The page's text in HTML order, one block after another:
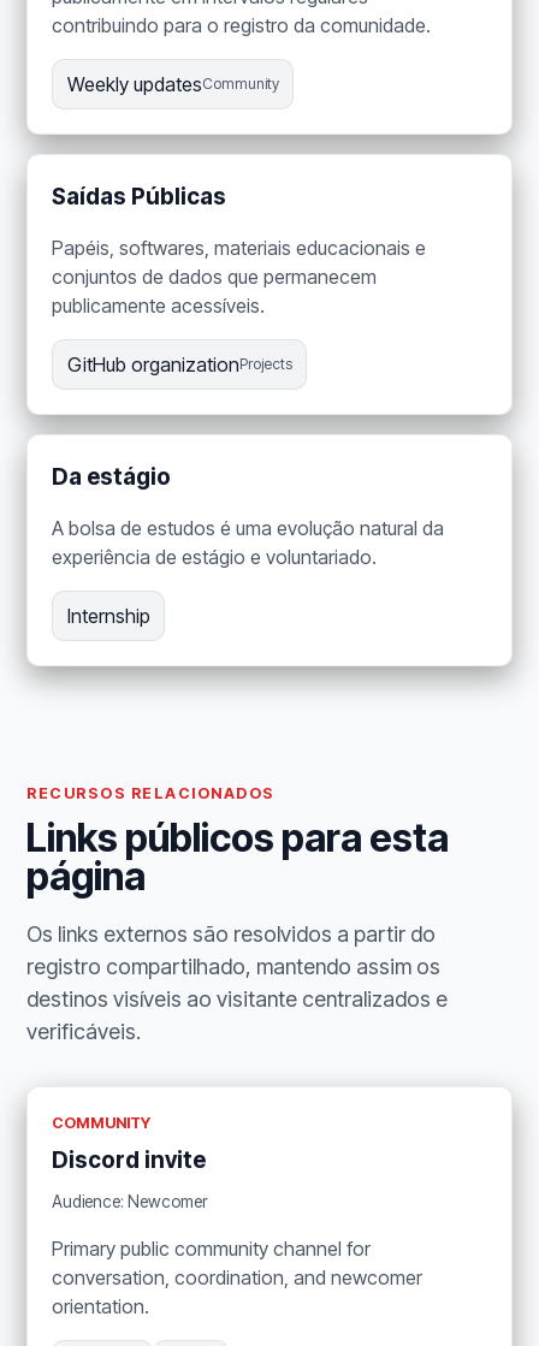
contribuindo para o registro da comunidade.
Weekly updatesCommunity
Saídas Públicas
Papéis, softwares, materiais educacionais e
conjuntos de dados que permanecem
publicamente acessíveis.
GitHub organizationProjects
Da estágio
A bolsa de estudos é uma evolução natural da
experiência de estágio e voluntariado.
Internship
RECURSOS RELACIONADOS
Links públicos para esta
página
Os links externos são resolvidos a partir do
registro compartilhado, mantendo assim os
destinos visíveis ao visitante centralizados e
verificáveis.
COMMUNITY
Discord invite
Audience: Newcomer
Primary public community channel for
conversation, coordination, and newcomer
orientation.